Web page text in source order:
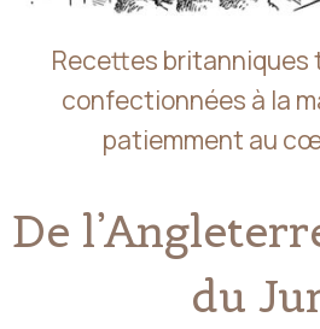
Recettes britanniques
confectionnées à la
patiemment au
De
du